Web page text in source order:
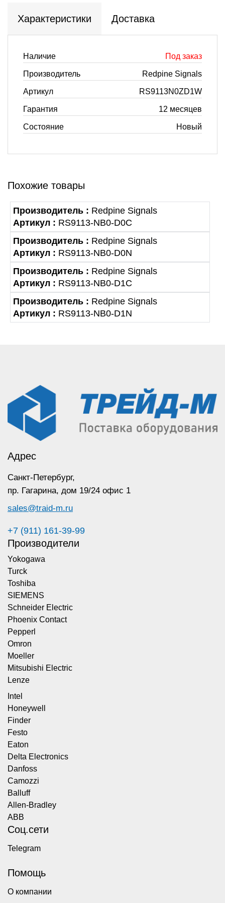
Характеристики Доставка
Наличие Под заказ
Производитель Redpine Signals
Артикул RS9113N0ZD1W
Гарантия 12 месяцев
Состояние Новый
Похожие товары
Производитель : Redpine Signals
Артикул : RS9113-NB0-D0C
Производитель : Redpine Signals
Артикул : RS9113-NB0-D0N
Производитель : Redpine Signals
Артикул : RS9113-NB0-D1C
Производитель : Redpine Signals
Артикул : RS9113-NB0-D1N
Адрес
Санкт-Петербург,
пр. Гагарина, дом 19/24 офис 1
sales@traid-m.ru
+7 (911) 161-39-99
Производители
Yokogawa
Turck
Toshiba
SIEMENS
Schneider Electric
Phoenix Contact
Pepperl
Omron
Moeller
Mitsubishi Electric
Lenze
Intel
Honeywell
Finder
Festo
Eaton
Delta Electronics
Danfoss
Camozzi
Balluff
Allen-Bradley
ABB
Соц.сети
Telegram
Помощь
О компании